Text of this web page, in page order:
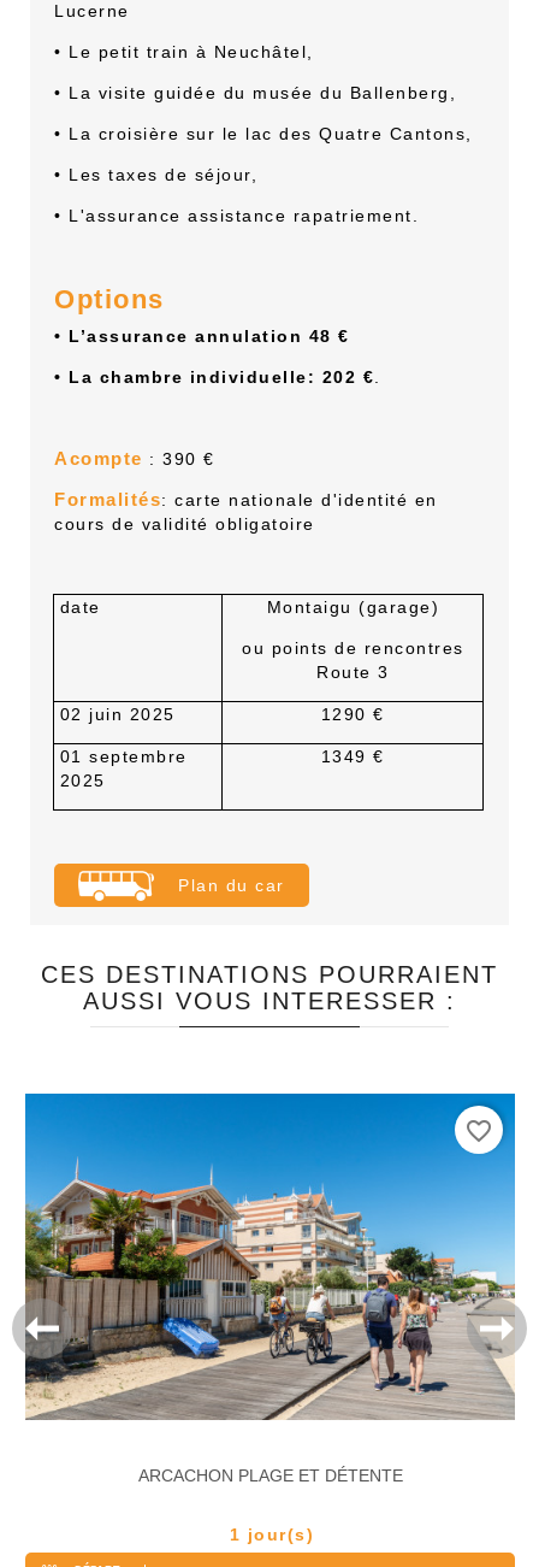
Lucerne
• Le petit train à Neuchâtel,
• La visite guidée du musée du Ballenberg,
• La croisière sur le lac des Quatre Cantons,
• Les taxes de séjour,
• L'assurance assistance rapatriement.
Options
• L’assurance annulation 48 €
• La chambre individuelle: 202 €.
Acompte : 390 €
Formalités: carte nationale d'identité en
cours de validité obligatoire
date Montaigu (garage)
ou points de rencontres
Route 3
02 juin 2025 1290 €
01 septembre
2025
1349 €
Plan du car
CES DESTINATIONS POURRAIENT
AUSSI VOUS INTERESSER :
ARCACHON PLAGE ET DÉTENTE
1 jour(s)
favorite_border